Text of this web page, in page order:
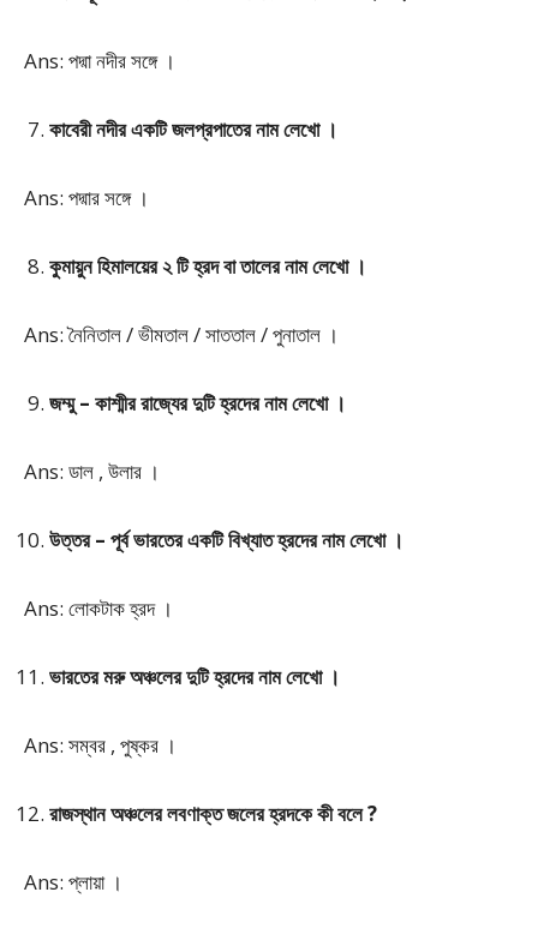
Ans: পদ্মা নদীর সঙ্গে ।
কাবেরী নদীর একটি জলপ্রপাতের নাম লেখো ।
Ans: পদ্মার সঙ্গে ।
কুমায়ুন হিমালয়ের ২ টি হ্রদ বা তালের নাম লেখো ।
Ans: নৈনিতাল / ভীমতাল / সাততাল / পুনাতাল ।
জম্মু – কাশ্মীর রাজ্যের দুটি হ্রদের নাম লেখো ।
Ans: ডাল , উলার ।
উত্তর – পূর্ব ভারতের একটি বিখ্যাত হ্রদের নাম লেখো ।
Ans: লোকটাক হ্রদ ।
ভারতের মরু অঞ্চলের দুটি হ্রদের নাম লেখো ।
Ans: সম্বর , পুষ্কর ।
রাজস্থান অঞ্চলের লবণাক্ত জলের হ্রদকে কী বলে ?
Ans: প্লায়া ।